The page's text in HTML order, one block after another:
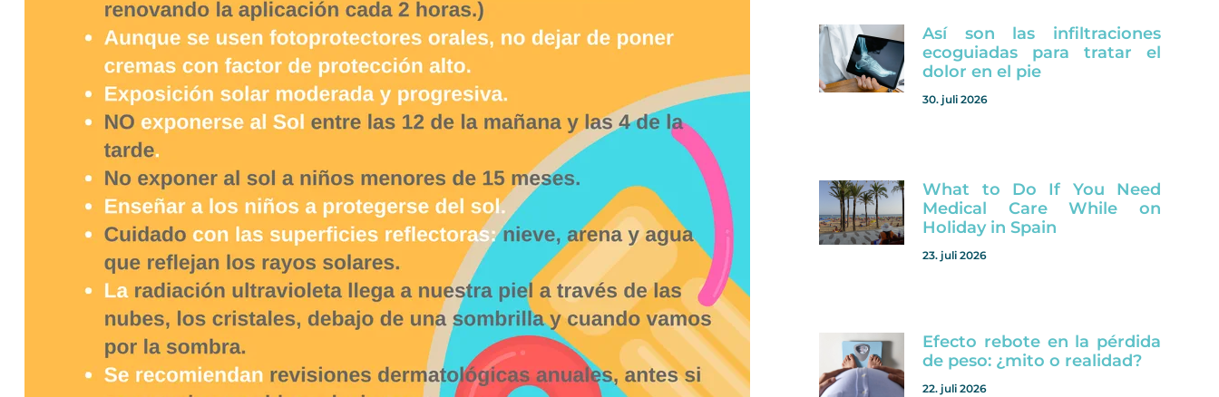
Así son las infiltraciones
ecoguiadas para tratar el
dolor en el pie
30. juli 2026
What to Do If You Need
Medical Care While on
Holiday in Spain
23. juli 2026
Efecto rebote en la pérdida
de peso: ¿mito o realidad?
22. juli 2026